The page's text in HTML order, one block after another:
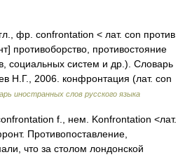
фр. confrontation < лат. con против
противоборство, противостояние
социальных систем и др.). Словарь
Н.Г., 2006. конфронтация (лат. con
иностранных слов русского языка
f., нем. Konfrontation <лат.
Противопоставление,
что за столом лондонской